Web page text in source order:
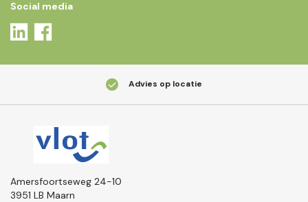
Social media
Advies op locatie
Amersfoortseweg 24-10
3951 LB Maarn